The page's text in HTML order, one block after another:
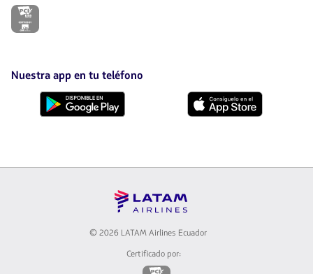
El
nueva
pestaña.
Nuestra app en tu teléfono
Descárgala
Descárgala
© 2026 LATAM Airlines Ecuador
Certificado por:
El